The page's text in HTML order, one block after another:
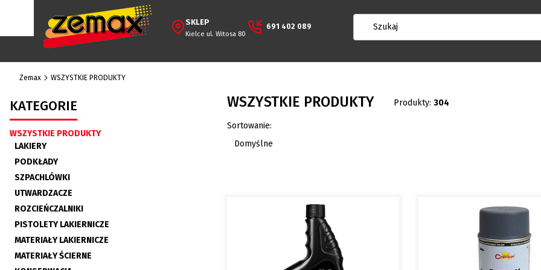
691 402 089
SKLEP
Kielce ul. Witosa 80
Zemax WSZYSTKIE PRODUKTY
KATEGORIE
WSZYSTKIE PRODUKTY
LAKIERY
PODKŁADY
SZPACHLÓWKI
UTWARDZACZE
ROZCIEŃCZALNIKI
PISTOLETY LAKIERNICZE
MATERIAŁY LAKIERNICZE
MATERIAŁY ŚCIERNE
WSZYSTKIE PRODUKTY Produkty: 304
Lista produktów
Sortowanie:
Domyślne